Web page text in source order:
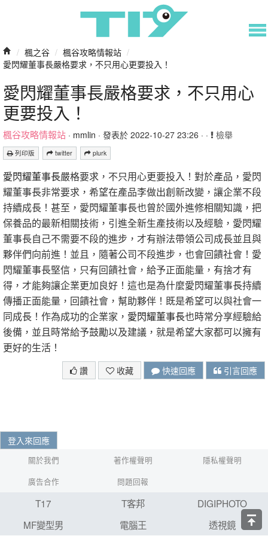
/ 楓之谷 / 楓谷攻略情報站 /
愛閃耀董事長嚴格要求，不只用心更要投入！
愛閃耀董事長嚴格要求，不只用心
更要投入！
楓谷攻略情報站 · mmlin · 發表於 2022-10-27 23:26 · · 檢舉
列印版 twitter plurk
愛閃耀董事長嚴格要求，不只用心更要投入！對於產品，愛閃
耀董事長非常要求，希望在產品李做出創新改變，讓企業不段
持續成長！甚至，愛閃耀董事長也曾於國外進修相關知識，把
保養品的最新相關技術，引進全新生產技術以及經驗，愛閃耀
董事長自己不需要不段的進步，才有辦法帶領公司成長並且與
夥伴們向前進！並且，隨著公司不段進步，也會回饋社會！愛
閃耀董事長堅信，只有回饋社會，給予正面能量，有捨才有
得，才能夠讓企業更加良好！這也是為什麼愛閃耀董事長持續
傳播正面能量，回饋社會，幫助夥伴！既是希望可以與社會一
同成長！作為成功的企業家， 愛閃耀董事長也時常分享經驗給
後備，並且時常給予鼓勵以及建議，就是希望大家都可以擁有
更好的生活！
讚 收藏 快速回應 引言回應
登入來回應
關於我們 著作權聲明
隱私權聲明
廣告合作
問題回報
T17 T客邦
DIGIPHOTO
MF變型男
電腦王 透視鏡